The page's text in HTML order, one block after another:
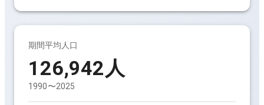
期間平均人口
126,942人
1990〜2025